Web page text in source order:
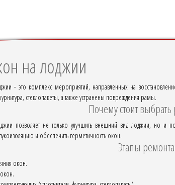
на лоджии
- это комплекс мероприятий, направленных на
стеклопакеты, а также устранены повреждения рамы.
Почему стоит
позволяет не только улучшить внешний вид лоджии, но и
и обеспечить герметичность окон.
Этапы
окон.